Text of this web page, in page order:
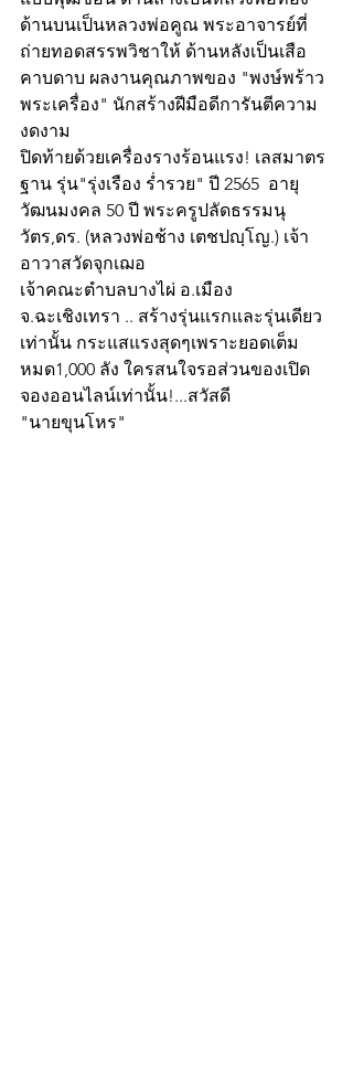
ด้านบนเป็นหลวงพ่อคูณ พระอาจารย์ที่
ถ่ายทอดสรรพวิชาให้ ด้านหลังเป็นเสือ
คาบดาบ ผลงานคุณภาพของ "พงษ์พร้าว
พระเครื่อง" นักสร้างฝีมือดีการันตีความ
งดงาม
ปิดท้ายด้วยเครื่องรางร้อนแรง! เลสมาตร
ฐาน รุ่น"รุ่งเรือง ร่ำรวย" ปี 2565  อายุ
วัฒนมงคล 50 ปี พระครูปลัดธรรมนุ
วัตร,ดร. (หลวงพ่อช้าง เตชปญฺโญ.) เจ้า
อาวาสวัดจุกเฌอ
เจ้าคณะตำบลบางไผ่ อ.เมือง
จ.ฉะเชิงเทรา .. สร้างรุ่นแรกและรุ่นเดียว
เท่านั้น กระแสแรงสุดๆเพราะยอดเต็ม
หมด1,000 ลัง ใครสนใจรอส่วนของเปิด
จองออนไลน์เท่านั้น!...สวัสดี
"นายขุนโหร"